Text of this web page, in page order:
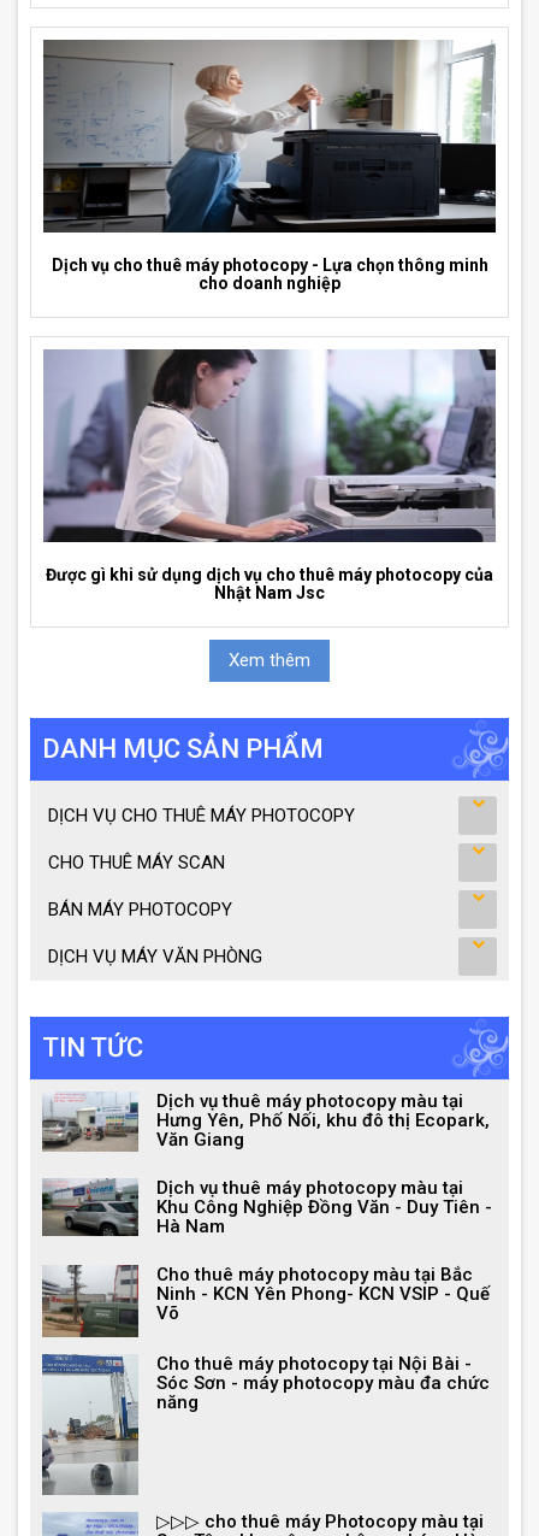
Dịch vụ cho thuê máy photocopy - Lựa chọn thông minh
cho doanh nghiệp
Được gì khi sử dụng dịch vụ cho thuê máy photocopy của
Nhật Nam Jsc
Xem thêm
DANH MỤC SẢN PHẨM
DỊCH VỤ CHO THUÊ MÁY PHOTOCOPY
CHO THUÊ MÁY SCAN
BÁN MÁY PHOTOCOPY
DỊCH VỤ MÁY VĂN PHÒNG
TIN TỨC
Dịch vụ thuê máy photocopy màu tại
Hưng Yên, Phố Nối, khu đô thị Ecopark,
Văn Giang
Dịch vụ thuê máy photocopy màu tại
Khu Công Nghiệp Đồng Văn - Duy Tiên -
Hà Nam
Cho thuê máy photocopy màu tại Bắc
Ninh - KCN Yên Phong- KCN VSIP - Quế
Võ
Cho thuê máy photocopy tại Nội Bài -
Sóc Sơn - máy photocopy màu đa chức
năng
▷▷▷ cho thuê máy Photocopy màu tại